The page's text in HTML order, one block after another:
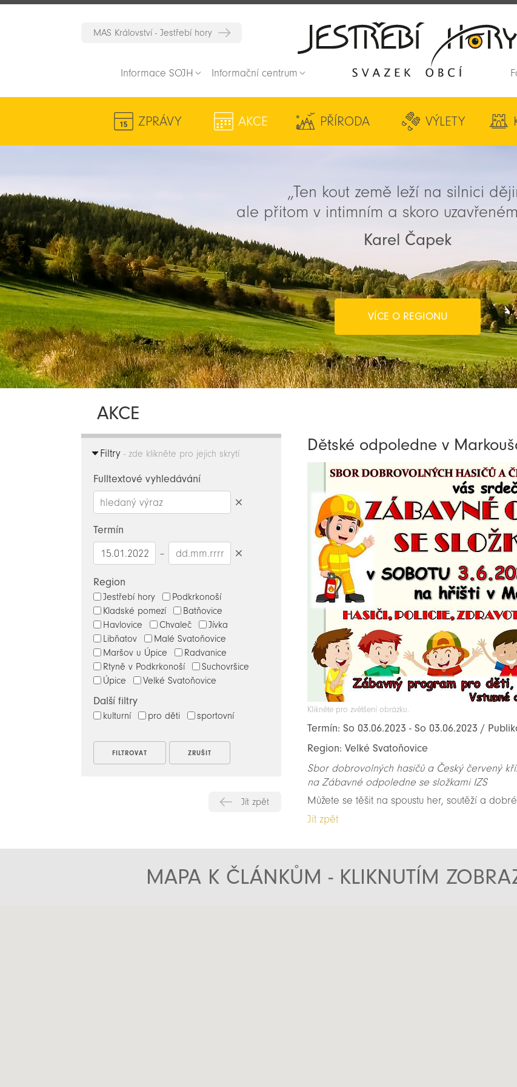
MAS Království - Jestřebí hory
Informace SOJH Informační centrum
ZPRÁVY AKCE PŘÍRODA VÝLETY
„Ten kout země leží na silnici
ale přitom v intimním a skoro
Karel Čapek
VÍCE O REGIONU
AKCE
Filtry - zde klikněte pro jejich skrytí
Fulltextové vyhledávání
Termín
–
Region
Jestřebí hory
Podkrkonoší
Kladské pomezí
Batňovice
Havlovice
Chvaleč
Jívka
Libňatov
Malé Svatoňovice
Maršov u Úpice
Radvanice
Rtyně v Podkrkonoší
Suchovršice
Úpice
Velké Svatoňovice
Další filtry
kulturní pro děti sportovní
Jít zpět
Dětské odpoledne v
Klikněte pro zvětšení obrázku.
Termín: So 03.06.2023 - So 03.06.2023 /
Region: Velké Svatoňovice
Sbor dobrovolných hasičů a Český červený
na Zábavné odpoledne se složkami IZS
Můžete se těšit na spoustu her, soutěží a
Jít zpět
MAPA K ČLÁNKŮM - KLIKNUTÍM